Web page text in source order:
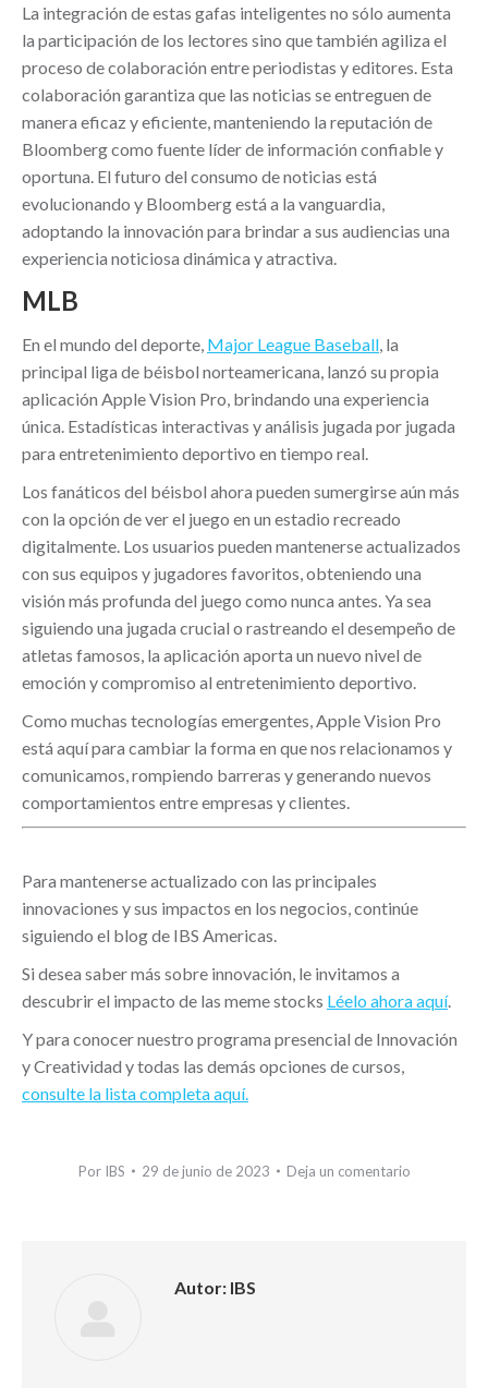
La integración de estas gafas inteligentes no sólo aumenta
la participación de los lectores sino que también agiliza el
proceso de colaboración entre periodistas y editores. Esta
colaboración garantiza que las noticias se entreguen de
manera eficaz y eficiente, manteniendo la reputación de
Bloomberg como fuente líder de información confiable y
oportuna. El futuro del consumo de noticias está
evolucionando y Bloomberg está a la vanguardia,
adoptando la innovación para brindar a sus audiencias una
experiencia noticiosa dinámica y atractiva.
MLB
En el mundo del deporte, Major League Baseball, la
principal liga de béisbol norteamericana, lanzó su propia
aplicación Apple Vision Pro, brindando una experiencia
única. Estadísticas interactivas y análisis jugada por jugada
para entretenimiento deportivo en tiempo real.
Los fanáticos del béisbol ahora pueden sumergirse aún más
con la opción de ver el juego en un estadio recreado
digitalmente. Los usuarios pueden mantenerse actualizados
con sus equipos y jugadores favoritos, obteniendo una
visión más profunda del juego como nunca antes. Ya sea
siguiendo una jugada crucial o rastreando el desempeño de
atletas famosos, la aplicación aporta un nuevo nivel de
emoción y compromiso al entretenimiento deportivo.
Como muchas tecnologías emergentes, Apple Vision Pro
está aquí para cambiar la forma en que nos relacionamos y
comunicamos, rompiendo barreras y generando nuevos
comportamientos entre empresas y clientes.
Para mantenerse actualizado con las principales
innovaciones y sus impactos en los negocios, continúe
siguiendo el blog de IBS Americas.
Si desea saber más sobre innovación, le invitamos a
descubrir el impacto de las meme stocks Léelo ahora aquí.
Y para conocer nuestro programa presencial de Innovación
y Creatividad y todas las demás opciones de cursos,
consulte la lista completa aquí.
Por IBS 29 de junio de 2023 Deja un comentario
Autor: IBS